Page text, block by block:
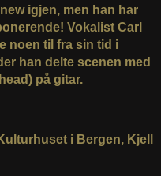
igjen, men han har
Vokalist Carl
noen til fra sin tid i
han delte scenen med
på gitar.
i Bergen, Kjell